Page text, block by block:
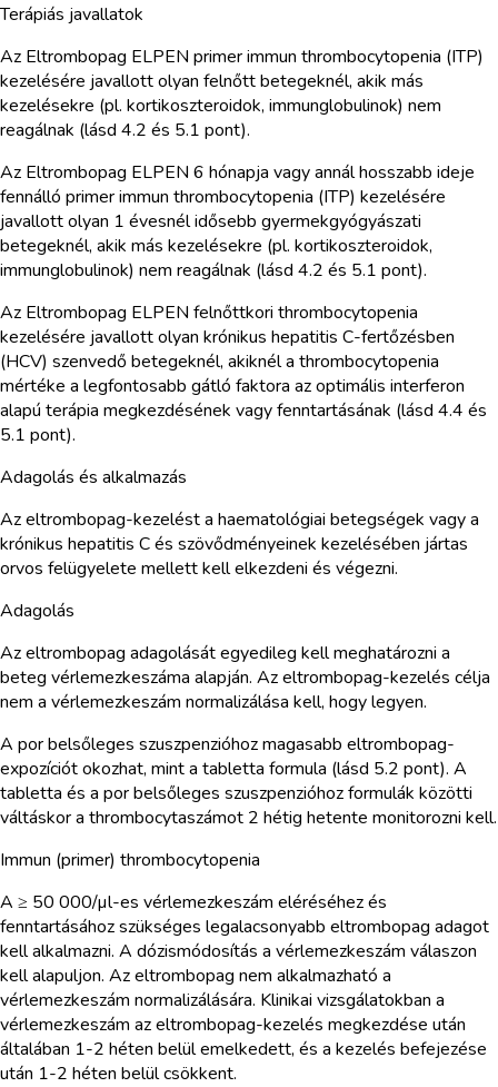
Terápiás javallatok
Az Eltrombopag ELPEN primer immun thrombocytopenia (ITP)
kezelésére javallott olyan felnőtt betegeknél, akik más
kezelésekre (pl. kortikoszteroidok, immunglobulinok) nem
reagálnak (lásd 4.2 és 5.1 pont).
Az Eltrombopag ELPEN 6 hónapja vagy annál hosszabb ideje
fennálló primer immun thrombocytopenia (ITP) kezelésére
javallott olyan 1 évesnél idősebb gyermekgyógyászati
betegeknél, akik más kezelésekre (pl. kortikoszteroidok,
immunglobulinok) nem reagálnak (lásd 4.2 és 5.1 pont).
Az Eltrombopag ELPEN felnőttkori thrombocytopenia
kezelésére javallott olyan krónikus hepatitis C-fertőzésben
(HCV) szenvedő betegeknél, akiknél a thrombocytopenia
mértéke a legfontosabb gátló faktora az optimális interferon
alapú terápia megkezdésének vagy fenntartásának (lásd 4.4 és
5.1 pont).
Adagolás és alkalmazás
Az eltrombopag-kezelést a haematológiai betegségek vagy a
krónikus hepatitis C és szövődményeinek kezelésében jártas
orvos felügyelete mellett kell elkezdeni és végezni.
Adagolás
Az eltrombopag adagolását egyedileg kell meghatározni a
beteg vérlemezkeszáma alapján. Az eltrombopag-kezelés célja
nem a vérlemezkeszám normalizálása kell, hogy legyen.
A por belsőleges szuszpenzióhoz magasabb eltrombopag-
expozíciót okozhat, mint a tabletta formula (lásd 5.2 pont). A
tabletta és a por belsőleges szuszpenzióhoz formulák közötti
váltáskor a thrombocytaszámot 2 hétig hetente monitorozni kell.
Immun (primer) thrombocytopenia
A ≥ 50 000/µl-es vérlemezkeszám eléréséhez és
fenntartásához szükséges legalacsonyabb eltrombopag adagot
kell alkalmazni. A dózismódosítás a vérlemezkeszám válaszon
kell alapuljon. Az eltrombopag nem alkalmazható a
vérlemezkeszám normalizálására. Klinikai vizsgálatokban a
vérlemezkeszám az eltrombopag-kezelés megkezdése után
általában 1-2 héten belül emelkedett, és a kezelés befejezése
után 1-2 héten belül csökkent.